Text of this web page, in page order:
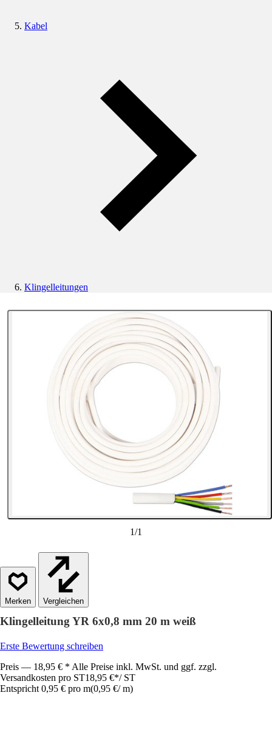
Kabel
Klingelleitungen
1/1
Vergleichen
Klingelleitung YR 6x0,8 mm 20 m weiß
Erste Bewertung schreiben
Preis — 18,95 € * Alle Preise inkl. MwSt. und ggf. zzgl.
Versandkosten pro ST18,95 €*/ ST
Entspricht 0,95 € pro m(0,95 €/ m)